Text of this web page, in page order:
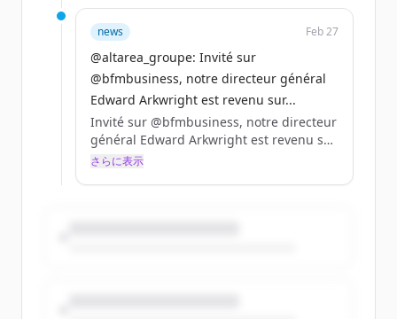
dans les data centers.
https://t.co/Kp1wV4bgLz
news Feb 27
@altarea_groupe: Invité sur
@bfmbusiness, notre directeur général
Edward Arkwright est revenu sur...
Invité sur @bfmbusiness, notre directeur
général Edward Arkwright est revenu sur
la stratégie du Groupe, le travail de fond
さらに表示